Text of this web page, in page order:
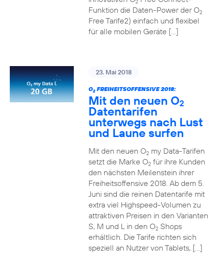
2
Funktion die Daten-Power der O2
Free Tarife2) einfach und flexibel
für alle mobilen Geräte […]
23. Mai 2018
O2FREIHEITSOFFENSIVE 2018:
Mit den neuen O2
Datentarifen
unterwegs nach Lust
und Laune surfen
Mit den neuen O2my Data-Tarifen
setzt die Marke O2für ihre Kunden
den nächsten Meilenstein ihrer
Freiheitsoffensive 2018. Ab dem 5.
Juni sind die reinen Datentarife mit
extra viel Highspeed-Volumen zu
attraktiven Preisen in den Varianten
S, M und L in den O2Shops
erhältlich. Die Tarife richten sich
speziell an Nutzer von Tablets, […]